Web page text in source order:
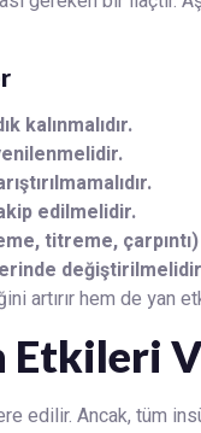
kalınmalıdır.
edilmelidir.
titreme,
artırır hem de yan
Etkileri
edilir. Ancak, tüm